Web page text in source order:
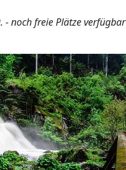
- noch freie Plätze verfügbar